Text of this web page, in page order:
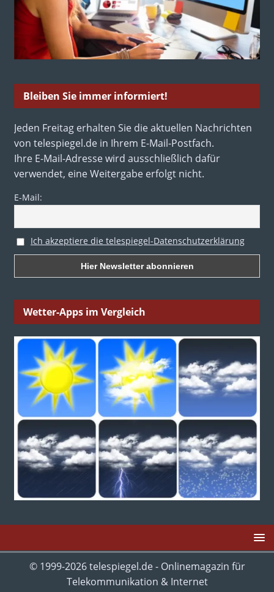
Bleiben Sie immer informiert!
Jeden Freitag erhalten Sie die aktuellen Nachrichten
von telespiegel.de in Ihrem E-Mail-Postfach.
Ihre E-Mail-Adresse wird ausschließlich dafür
verwendet, eine Weitergabe erfolgt nicht.
E-Mail:
Ich akzeptiere die telespiegel-Datenschutzerklärung
Wetter-Apps im Vergleich
© 1999-2026 telespiegel.de - Onlinemagazin für
Telekommunikation & Internet